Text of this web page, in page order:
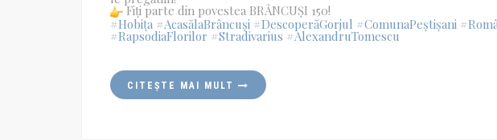
Fiți parte din povestea BRÂNCUȘI 150!
#Hobița #AcasălaBrâncuși #DescoperăGorjul #ComunaPeștișani
#RapsodiaFlorilor #Stradivarius #AlexandruTomescu
CITEȘTE MAI MULT